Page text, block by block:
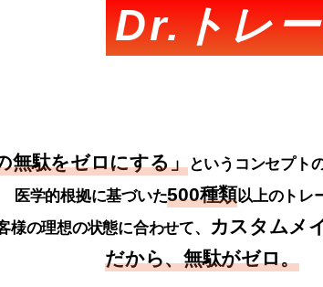
Dr.トレ
無駄をゼロにする」 というコンセプト
医学的根拠に基づいた500種類以上のトレ
様の理想の状態に合わせて、
カスタムメ
だから、無駄がゼロ。